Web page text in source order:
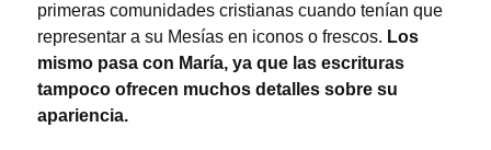
primeras comunidades cristianas cuando tenían que
representar a su Mesías en iconos o frescos. Los
mismo pasa con María, ya que las escrituras
tampoco ofrecen muchos detalles sobre su
apariencia.